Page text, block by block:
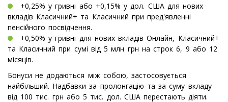
+0,25% у гривні або +0,15% у дол. США для нових
вкладів Класичний+ та Класичний при пред'явленні
пенсійного посвідчення.
+0,50% у гривні для нових вкладів Онлайн, Класичний+
та Класичний при сумі від 5 млн грн на строк 6, 9 або 12
місяців.
Бонуси не додаються між собою, застосовується
найбільший. Надбавки за пролонгацію та за суму вкладу
від 100 тис. грн або 5 тис. дол. США перестають діяти.